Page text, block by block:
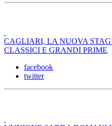
CAGLIARI, LA NUOVA
CLASSICI E GRANDI PRIME
facebook
twitter